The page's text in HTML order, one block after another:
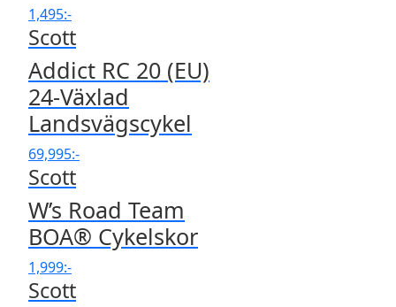
1,495:-
Scott
Addict RC 20 (EU)
24-Växlad
Landsvägscykel
69,995:-
Scott
W’s Road Team
BOA® Cykelskor
1,999:-
Scott